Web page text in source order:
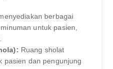
berbagai
untuk pasien,
Ruang sholat
pasien dan pengunjung